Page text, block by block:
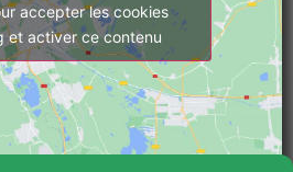
accepter les cookies
et activer ce contenu